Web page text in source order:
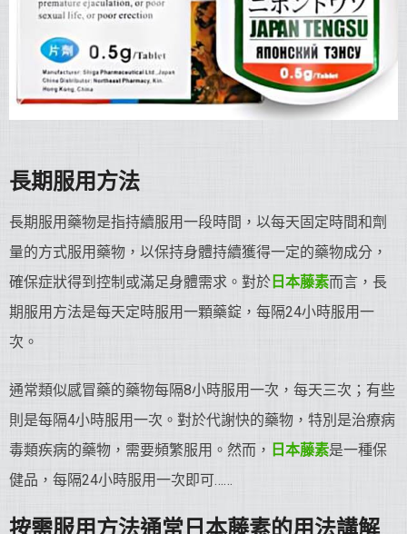
長期服用方法
長期服用藥物是指持續服用一段時間，以每天固定時間和劑
量的方式服用藥物，以保持身體持續獲得一定的藥物成分，
確保症狀得到控制或滿足身體需求。對於 日本藤素而言，長
期服用方法是每天定時服用一顆藥錠，每隔24小時服用一
次。
通常類似感冒藥的藥物每隔8小時服用一次，每天三次；有些
則是每隔4小時服用一次。對於代謝快的藥物，特別是治療病
毒類疾病的藥物，需要頻繁服用。然而， 日本藤素是一種保
健品，每隔24小時服用一次即可……
按需服用方法通常日本藤素的用法講解